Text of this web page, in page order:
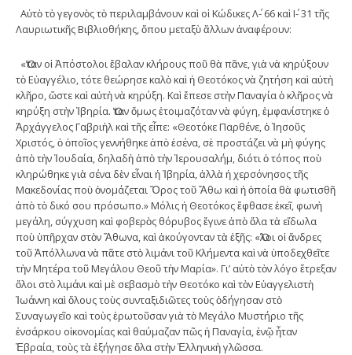
Αὐτὸ τὸ γεγονὸς τὸ περιλαμβάνουν καὶ οἱ Κώδικες Λ΄- 66 καὶ Ι΄- 31 τῆς
Λαυριωτικῆς Βιβλιοθήκης, ὅπου μεταξὺ ἄλλων ἀναφέρουν:
«Ὅταν οἱ Ἀπόστολοι ἔβαλαν κλήρους ποῦ θὰ πᾶνε, γιὰ νὰ κηρύξουν
τὸ Εὐαγγέλιο, τότε θεώρησε καλὸ καὶ ἡ Θεοτόκος νὰ ζητήση καὶ αὐτὴ
κλῆρο, ὥστε καὶ αὐτὴ νὰ κηρύξη. Καὶ ἔπεσε στὴν Παναγία ὁ κλῆρος νὰ
κηρύξη στὴν Ἰβηρία. Ὅταν ὅμως ἑτοιμαζόταν νὰ φύγη, ἐμφανίστηκε ὁ
Ἀρχάγγελος Γαβριὴλ καὶ τῆς εἶπε: «Θεοτόκε Παρθένε, ὁ Ἰησοῦς
Χριστός, ὁ ὁποῖος γεννήθηκε ἀπὸ ἐσένα, σὲ προστάζει νὰ μὴ φύγης
ἀπὸ τὴν Ἰουδαία, δηλαδὴ ἀπὸ τὴν Ἱερουσαλήμ, διότι ὁ τόπος ποὺ
κληρώθηκε γιὰ σένα δὲν εἶναι ἡ Ἰβηρία, ἀλλὰ ἡ χερσόνησος τῆς
Μακεδονίας ποὺ ὀνομάζεται Ὄρος τοῦ Ἄθω καὶ ἡ ὁποία θὰ φωτισθῆ
ἀπὸ τὸ δικό σου πρόσωπο.» Μόλις ἡ Θεοτόκος ἔφθασε ἐκεῖ, φωνὴ
μεγάλη, σύγχυση καὶ φοβερὸς θόρυβος ἔγινε ἀπὸ ὅλα τὰ εἴδωλα
ποὺ ὑπῆρχαν στὸν Ἄθωνα, καὶ ἀκούγονταν τὰ ἑξῆς: «Ὅλοι οἱ ἄνδρες
τοῦ Ἀπόλλωνα νὰ πᾶτε στὸ λιμάνι τοῦ Κλήμεντα καὶ νὰ ὑποδεχθεῖτε
τὴν Μητέρα τοῦ Μεγάλου Θεοῦ τὴν Μαρία». Γι’ αὐτὸ τὸν λόγο ἔτρεξαν
ὅλοι στὸ λιμάνι καὶ μὲ σεβασμὸ τὴν Θεοτόκο καὶ τὸν Εὐαγγελιστὴ
Ἰωάννη καὶ ὅλους τοὺς συνταξιδιῶτες τοὺς ὁδήγησαν στὸ
Συναγωγεῖο καὶ τοὺς ἐρωτοῦσαν γιὰ τὸ Μεγάλο Μυστήριο τῆς
ἐνσάρκου οἰκονομίας καὶ θαύμαζαν πῶς ἡ Παναγία, ἐνῷ ἦταν
Ἑβραία, τοὺς τὰ ἐξήγησε ὅλα στὴν Ἑλληνικὴ γλῶσσα.